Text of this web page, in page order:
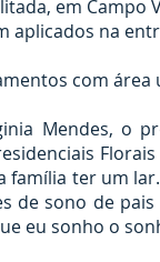
em
aplicados na
com
Mendes, o
família ter um
de sono de
eu sonho o